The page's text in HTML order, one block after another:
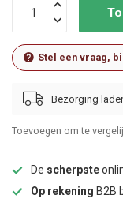
Stel een vraag,
Bezorging
Toevoegen om te
De scherpste
Op rekening B2B